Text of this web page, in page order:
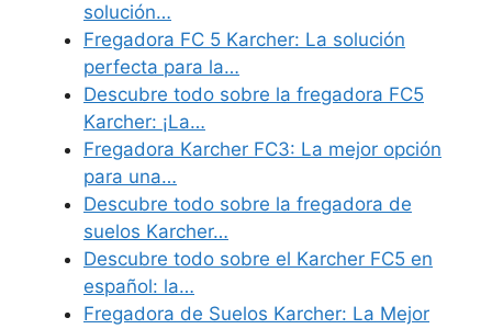
solución…
Fregadora FC 5 Karcher: La solución
perfecta para la…
Descubre todo sobre la fregadora FC5
Karcher: ¡La…
Fregadora Karcher FC3: La mejor opción
para una…
Descubre todo sobre la fregadora de
suelos Karcher…
Descubre todo sobre el Karcher FC5 en
español: la…
Fregadora de Suelos Karcher: La Mejor